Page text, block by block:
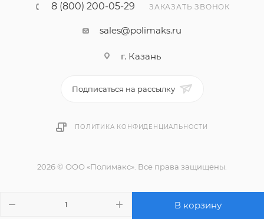
В корзину
8 (800) 200-05-29 ЗАКАЗАТЬ ЗВОНОК
sales@polimaks.ru
г. Казань
Подписаться на рассылку
ПОЛИТИКА КОНФИДЕНЦИАЛЬНОСТИ
2026 © ООО «Полимакс». Все права защищены.